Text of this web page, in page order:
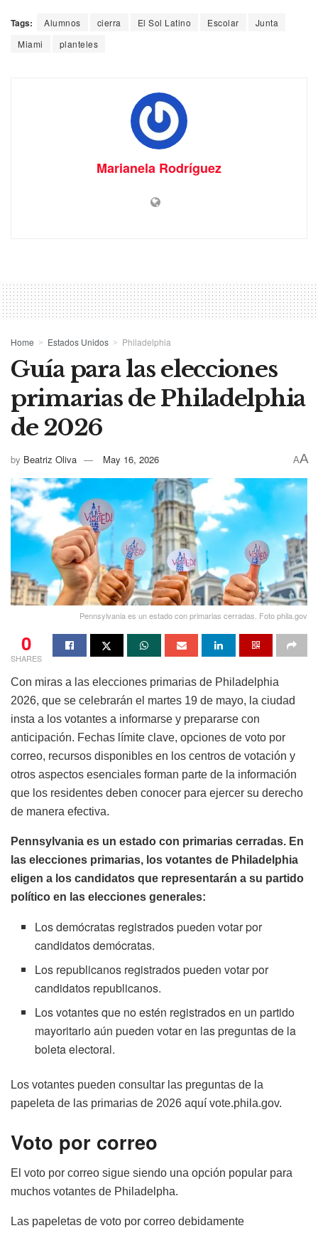
Tags: Alumnos cierra El Sol Latino Escolar
Junta
Miami
planteles
Marianela Rodríguez
Home Estados Unidos Philadelphia
Guía para las elecciones
primarias de Philadelphia
de 2026
by Beatriz Oliva May 16, 2026 AA
Pennsylvania es un estado con primarias cerradas. Foto phila.gov
0
SHARES
Con miras a las elecciones primarias de Philadelphia
2026, que se celebrarán el martes 19 de mayo, la ciudad
insta a los votantes a informarse y prepararse con
anticipación. Fechas límite clave, opciones de voto por
correo, recursos disponibles en los centros de votación y
otros aspectos esenciales forman parte de la información
que los residentes deben conocer para ejercer su derecho
de manera efectiva.
Pennsylvania es un estado con primarias cerradas. En
las elecciones primarias, los votantes de Philadelphia
eligen a los candidatos que representarán a su partido
político en las elecciones generales:
Los demócratas registrados pueden votar por
candidatos demócratas.
Los republicanos registrados pueden votar por
candidatos republicanos.
Los votantes que no estén registrados en un partido
mayoritario aún pueden votar en las preguntas de la
boleta electoral.
Los votantes pueden consultar las preguntas de la
papeleta de las primarias de 2026 aquí vote.phila.gov.
Voto por correo
El voto por correo sigue siendo una opción popular para
muchos votantes de Philadelpha.
Las papeletas de voto por correo debidamente